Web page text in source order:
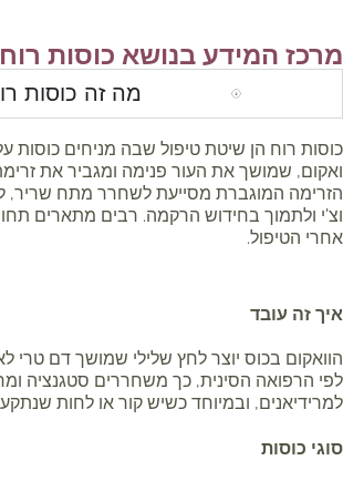
המידע בנושא כוסות רוח
מה זה כוסות
רוח הן שיטת טיפול שבה מניחים כוסות על
שמושך את העור פנימה ומגביר את
המוגברת מסייעת לשחרר מתח שריר,
ולתמוך בחידוש הרקמה. רבים מתארים
הטיפול.
זה עובד
בכוס יוצר לחץ שלילי שמושך דם טרי
הרפואה הסינית, כך משחררים סטגנציה
ובמיוחד כשיש קור או לחות שנתקעו
כוסות